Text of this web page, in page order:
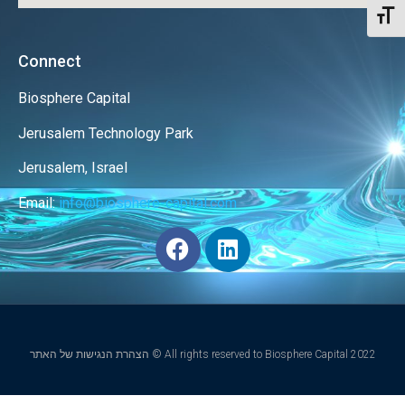
Connect
Biosphere Capital
Jerusalem Technology Park
Jerusalem, Israel
Email:info@biosphere-capital.com
הצהרת הנגישות של האתר © All rights reserved to Biosphere Capital 2022